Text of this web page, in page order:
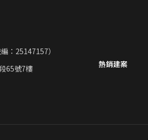
：25147157）
65號7樓
熱銷建案